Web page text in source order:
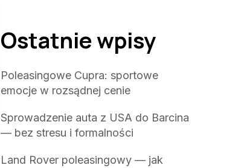
Ostatnie wpisy
Poleasingowe Cupra: sportowe
emocje w rozsądnej cenie
Sprowadzenie auta z USA do Barcina
— bez stresu i formalności
Land Rover poleasingowy — jak